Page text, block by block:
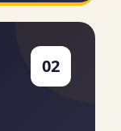
02